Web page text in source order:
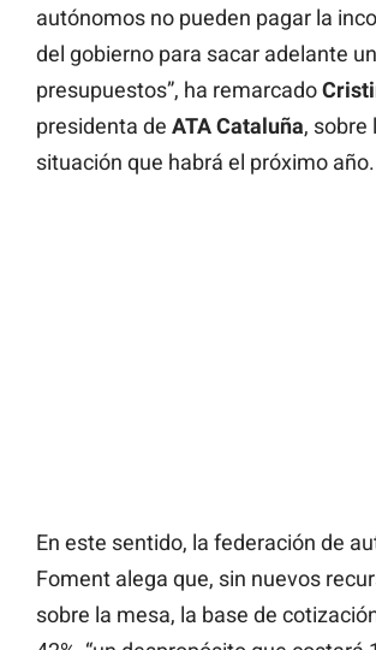
autónomos no pueden pagar la
del gobierno para sacar adelante
presupuestos”, ha remarcado
presidenta de ATA Cataluña, sobre
situación que habrá el próximo año.
En este sentido, la federación de
Foment alega que, sin nuevos
sobre la mesa, la base de